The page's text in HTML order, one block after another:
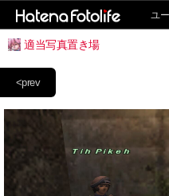
ユ
適当写真置き場
<prev